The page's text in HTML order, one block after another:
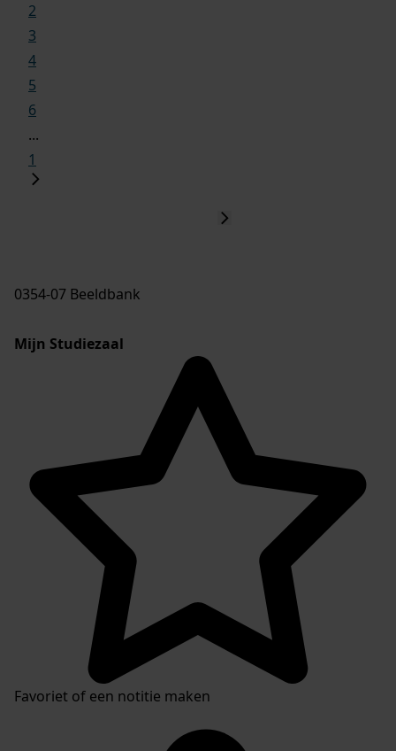
2
3
4
5
6
...
1
0354-07 Beeldbank
Mijn Studiezaal
Favoriet of een notitie maken